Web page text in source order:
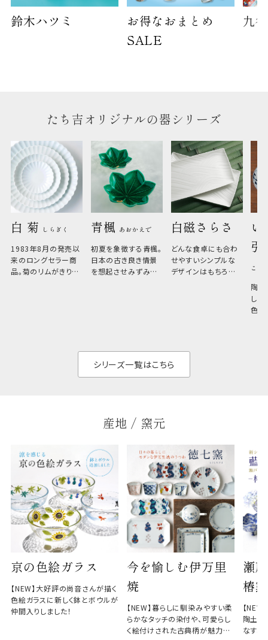
鈴木ハツミ
お得なおまとめ
SALE
九
たち吉オリジナルの器シリーズ
白 菊 しらぎく
1983年8月の発売以
来のロングセラー商
品。菊のリムがきりっ
青楓 あおかえで
初夏を象徴する青楓。
日本の古き良き情景
を想起させみずみず
白磁さらさ
どんな食卓にも合わ
せやすいシンプルな
デザインはもちろん、
い
こひ
陶器
しい
色の
シリーズ一覧はこちら
産地 / 窯元
京の色絵ガラス
【NEW】大好評の尚音さんが描く
色絵ガラスに新しく鉢とボウルが
仲間入りしました！
今を愉しむ伊万里
焼
【NEW】暮らしに馴染みやすい柔
らかなタッチの染付や、可愛らし
く絵付けされた古典柄が魅力の
瀬
椿窯
【
陶土と
なす、